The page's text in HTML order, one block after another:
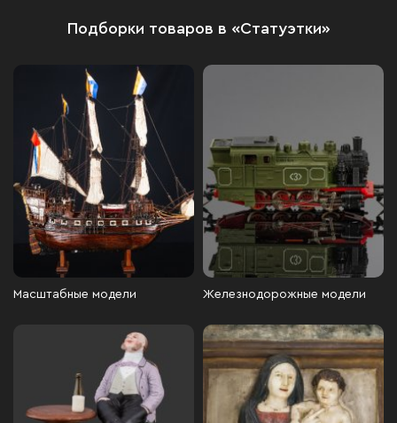
Подборки товаров в «Статуэтки»
Масштабные модели Железнодорожные модели